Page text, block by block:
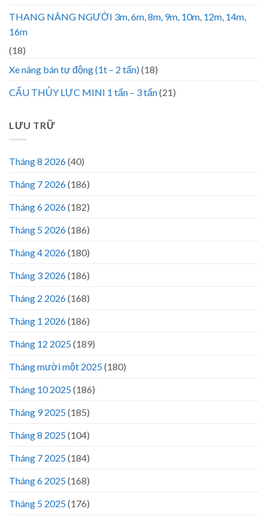
THANG NÂNG NGƯỜI 3m, 6m, 8m, 9m, 10m, 12m, 14m,
16m
(18)
Xe nâng bán tự động (1t – 2 tấn)(18)
CẨU THỦY LỰC MINI 1 tấn – 3 tấn(21)
LƯU TRỮ
Tháng 8 2026(40)
Tháng 7 2026(186)
Tháng 6 2026(182)
Tháng 5 2026(186)
Tháng 4 2026(180)
Tháng 3 2026(186)
Tháng 2 2026(168)
Tháng 1 2026(186)
Tháng 12 2025(189)
Tháng mười một 2025(180)
Tháng 10 2025(186)
Tháng 9 2025(185)
Tháng 8 2025(104)
Tháng 7 2025(184)
Tháng 6 2025(168)
Tháng 5 2025(176)